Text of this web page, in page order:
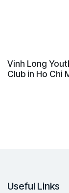
Vinh Long
Club in Ho Chi
Useful Links